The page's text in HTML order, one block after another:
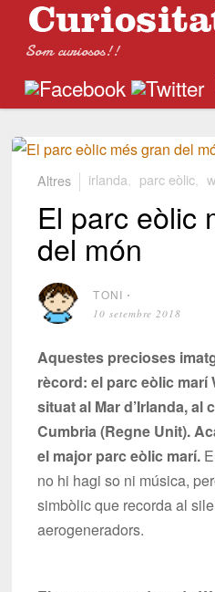
Som curiosos!!
Altres irlanda parc eòlic
El parc eòlic
del món
TONI ⋅
10 setembre 2018
Aquestes precioses
rècord: el parc eòlic marí
situat al Mar d’Irlanda, al
Cumbria (Regne Unit).
el major parc eòlic marí.
no hi hagi so ni música,
simbòlic que recorda al
aerogeneradors.